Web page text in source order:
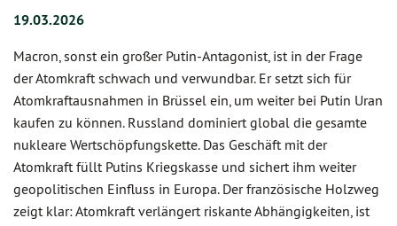
19.03.2026
Macron, sonst ein großer Putin-Antagonist, ist in der Frage
der Atomkraft schwach und verwundbar. Er setzt sich für
Atomkraftausnahmen in Brüssel ein, um weiter bei Putin Uran
kaufen zu können. Russland dominiert global die gesamte
nukleare Wertschöpfungskette. Das Geschäft mit der
Atomkraft füllt Putins Kriegskasse und sichert ihm weiter
geopolitischen Einfluss in Europa. Der französische Holzweg
zeigt klar: Atomkraft verlängert riskante Abhängigkeiten, ist